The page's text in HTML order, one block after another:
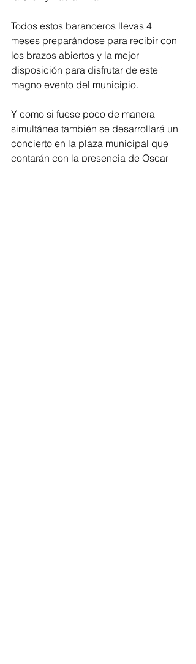
Todos estos baranoeros llevas 4
meses preparándose para recibir con
los brazos abiertos y la mejor
disposición para disfrutar de este
magno evento del municipio.
Y como si fuese poco de manera
simultánea también se desarrollará un
concierto en la plaza municipal que
contarán con la presencia de Oscar